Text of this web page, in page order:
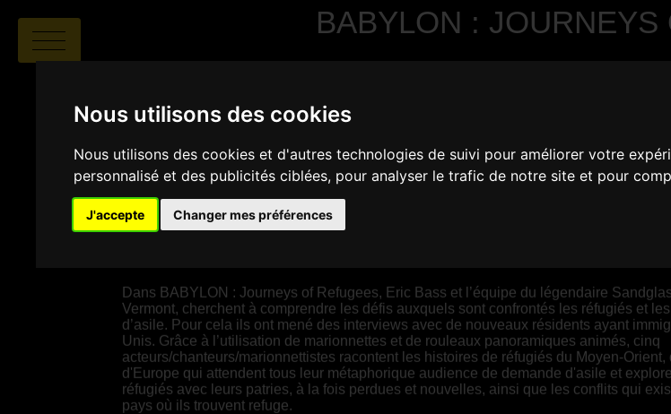
Nous utilisons des cookies
Nous utilisons des cookies et d'autres technologies de suivi pour améliorer votre
personnalisé et des publicités ciblées, pour analyser le trafic de notre site et pour
J'accepte Changer mes préférences
BABYLON : JOURNEYS
Eric Bass | 01:02 |
Dans BABYLON : Journeys of Refugees, Eric Bass et l’équipe du légendaire
Vermont, cherchent à comprendre les défis auxquels sont confrontés les réfugiés et
d’asile. Pour cela ils ont mené des interviews avec de nouveaux résidents ayant
Unis. Grâce à l’utilisation de marionnettes et de rouleaux panoramiques animés, cinq
acteurs/chanteurs/marionnettistes racontent les histoires de réfugiés du Moyen-Orient,
d'Europe qui attendent tous leur métaphorique audience de demande d'asile et
réfugiés avec leurs patries, à la fois perdues et nouvelles, ainsi que les conflits qui
pays où ils trouvent refuge.